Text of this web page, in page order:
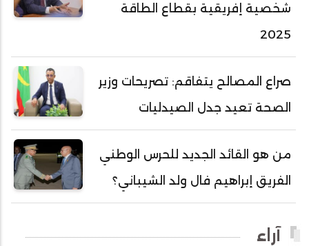
أحمد محمد عبدالرحمن أمين
أحمد محمود محمد المامي النيسان
أحمد هارون الشيخ سيديا
أحمد ولد آبه
أحمد ولد الديه
أحمد ولد السالك
أحمد ولد باهيه
شخصية إفريقية بقطاع الطاقة
2025
صراع المصالح يتفاقم: تصريحات وزير
الصحة تعيد جدل الصيدليات
من هو القائد الجديد للحرس الوطني
الفريق إبراهيم فال ولد الشيباني؟
آراء